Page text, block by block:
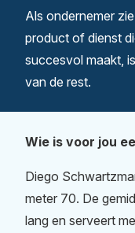
Als ondernemer
product of dienst
succesvol maakt,
van de rest.
Wie is voor jou
Diego
meter 70. De
lang en serveert